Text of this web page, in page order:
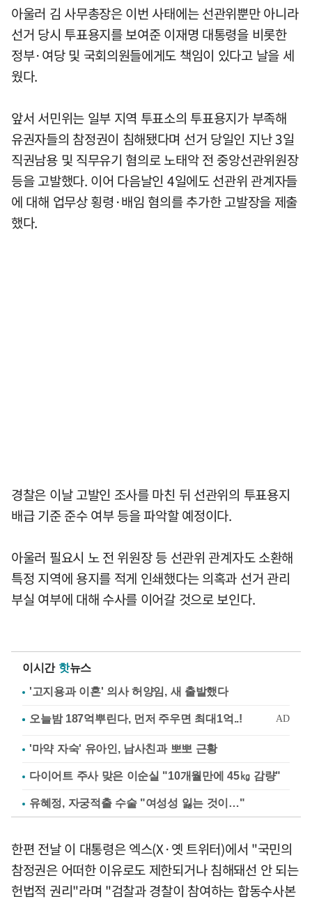
아울러 김 사무총장은 이번 사태에는 선관위뿐만 아니라
선거 당시 투표용지를 보여준 이재명 대통령을 비롯한
정부·여당 및 국회의원들에게도 책임이 있다고 날을 세
웠다.
앞서 서민위는 일부 지역 투표소의 투표용지가 부족해
유권자들의 참정권이 침해됐다며 선거 당일인 지난 3일
직권남용 및 직무유기 혐의로 노태악 전 중앙선관위원장
등을 고발했다. 이어 다음날인 4일에도 선관위 관계자들
에 대해 업무상 횡령·배임 혐의를 추가한 고발장을 제출
했다.
경찰은 이날 고발인 조사를 마친 뒤 선관위의 투표용지
배급 기준 준수 여부 등을 파악할 예정이다.
아울러 필요시 노 전 위원장 등 선관위 관계자도 소환해
특정 지역에 용지를 적게 인쇄했다는 의혹과 선거 관리
부실 여부에 대해 수사를 이어갈 것으로 보인다.
이시간 핫뉴스
'고지용과 이혼' 의사 허양임, 새 출발했다
'마약 자숙' 유아인, 남사친과 뽀뽀 근황
다이어트 주사 맞은 이순실 "10개월만에 45㎏ 감량"
유혜정, 자궁적출 수술 "여성성 잃는 것이…"
한편 전날 이 대통령은 엑스(X·옛 트위터)에서 "국민의
참정권은 어떠한 이유로도 제한되거나 침해돼선 안 되는
헌법적 권리"라며 "검찰과 경찰이 참여하는 합동수사본